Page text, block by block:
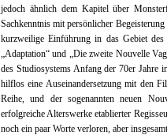
jedoch ähnlich dem Kapitel über
Sachkenntnis mit persönlicher
kurzweilige Einführung in das Gebiet
„Adaptation“ und „Die zweite Nouvelle
des Studiosystems Anfang der 70er Jahre
hilflos eine Auseinandersetzung mit den
Reihe, und der sogenannten neuen
erfolgreiche Alterswerke etablierter
noch ein paar Worte verloren, aber